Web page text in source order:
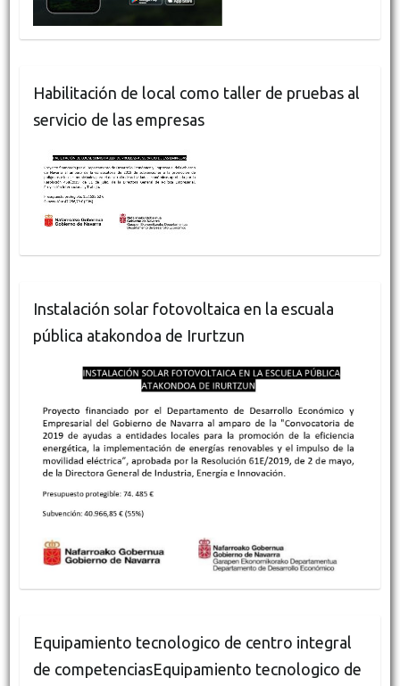
Habilitación de local como taller de pruebas al
servicio de las empresas
Instalación solar fotovoltaica en la escuala
pública atakondoa de Irurtzun
Equipamiento tecnologico de centro integral
de competenciasEquipamiento tecnologico de